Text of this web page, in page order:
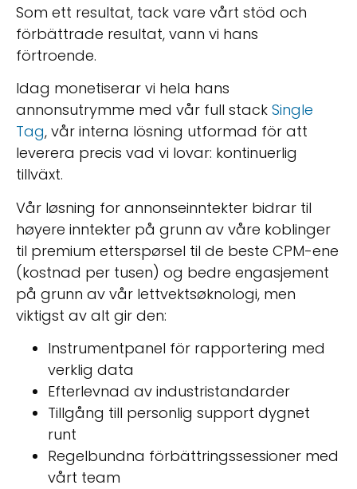
Som ett resultat, tack vare vårt stöd och
förbättrade resultat, vann vi hans
förtroende.
Idag monetiserar vi hela hans
annonsutrymme med vår full stack Single
Tag, vår interna lösning utformad för att
leverera precis vad vi lovar: kontinuerlig
tillväxt.
Vår løsning for annonseinntekter bidrar til
høyere inntekter på grunn av våre koblinger
til premium etterspørsel til de beste CPM-ene
(kostnad per tusen) og bedre engasjement
på grunn av vår lettvektsøknologi, men
viktigst av alt gir den:
Instrumentpanel för rapportering med
verklig data
Efterlevnad av industristandarder
Tillgång till personlig support dygnet
runt
Regelbundna förbättringssessioner med
vårt team